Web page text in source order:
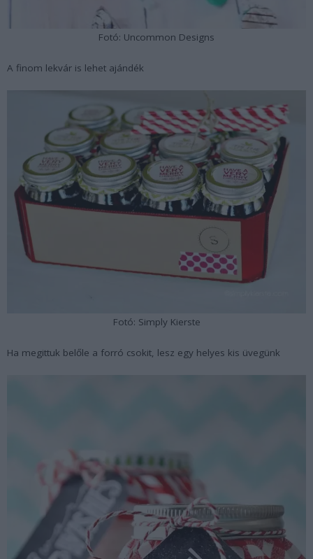
Fotó: Uncommon Designs
A finom lekvár is lehet ajándék
Fotó: Simply Kierste
Ha megittuk belőle a forró csokit, lesz egy helyes kis üvegünk